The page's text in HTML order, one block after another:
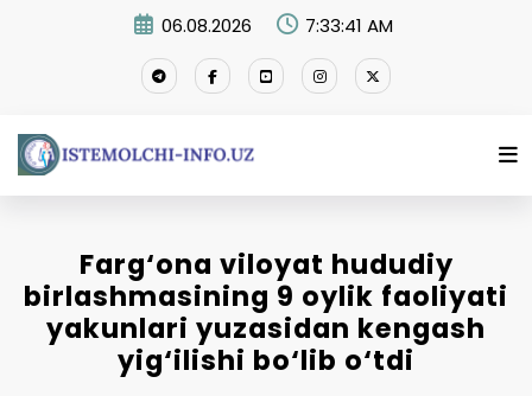
06.08.2026 7:33:42 AM
Farg‘ona viloyat hududiy
birlashmasining 9 oylik faoliyati
yakunlari yuzasidan kengash
yig‘ilishi bo‘lib o‘tdi